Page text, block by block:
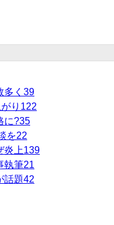
く 39
り 122
に?35
を22
炎上139
執筆21
話題42